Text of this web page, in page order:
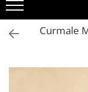
MĂSLINE
NUCI ȘI SEMINȚE
FRUCTE
ÎNDULCITORI
FRUCTE LA
Curmale